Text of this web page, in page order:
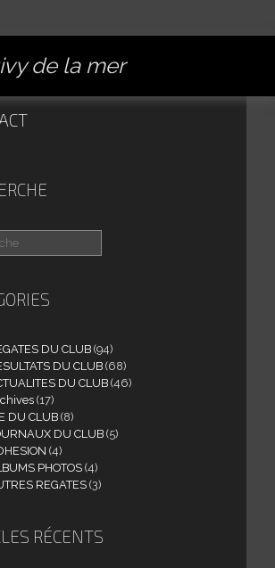
de la mer
DU CLUB(94)
DU CLUB(68)
DU CLUB(46)
(17)
DU CLUB (8)
DU CLUB(5)
(4)
PHOTOS(4)
REGATES (3)
RÉCENTS